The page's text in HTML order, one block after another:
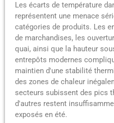
Les écarts de température
représentent une menace
catégories de produits. Les
de marchandises, les
quai, ainsi que la hauteur
entrepôts modernes
maintien d'une stabilité
des zones de chaleur
secteurs subissent des pics
d'autres restent
exposés en été.